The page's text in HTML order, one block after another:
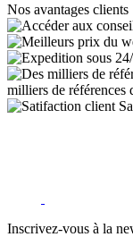
Nos avantages clients
milliers de références
Inscrivez-vous à la